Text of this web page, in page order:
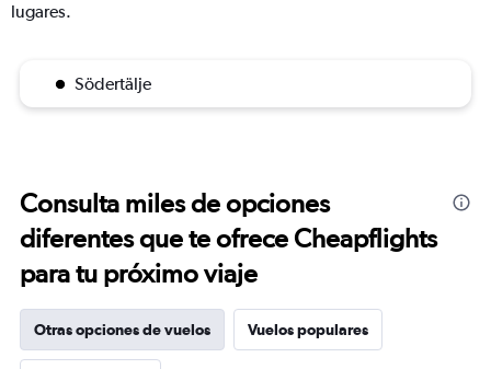
lugares.
Södertälje
Consulta miles de opciones
diferentes que te ofrece Cheapflights
para tu próximo viaje
Otras opciones de vuelos Vuelos populares